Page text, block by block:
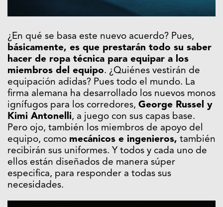
¿En qué se basa este nuevo acuerdo? Pues,
básicamente, es que prestarán todo su saber
hacer de ropa técnica para equipar a los
miembros del equipo. ¿Quiénes vestirán de
equipación adidas? Pues todo el mundo. La
firma alemana ha desarrollado los nuevos monos
ignífugos para los corredores, George Russel y
Kimi Antonelli, a juego con sus capas base.
Pero ojo, también los miembros de apoyo del
equipo, como mecánicos e ingenieros, también
recibirán sus uniformes. Y todos y cada uno de
ellos están diseñados de manera súper
especifica, para responder a todas sus
necesidades.